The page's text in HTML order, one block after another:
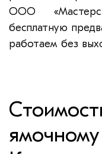
ООО
бесплатную
работаем без